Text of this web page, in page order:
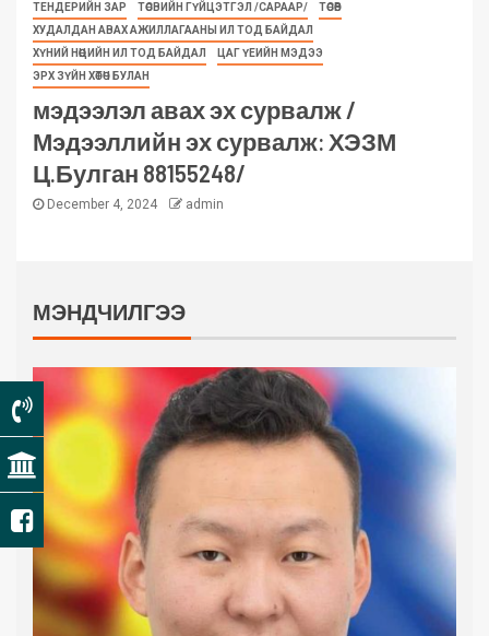
ТЕНДЕРИЙН ЗАР
ТӨСВИЙН ГҮЙЦЭТГЭЛ /САРААР/
ТӨСӨВ
ХУДАЛДАН АВАХ АЖИЛЛАГААНЫ ИЛ ТОД БАЙДАЛ
ХҮНИЙ НӨӨЦИЙН ИЛ ТОД БАЙДАЛ
ЦАГ ҮЕИЙН МЭДЭЭ
ЭРХ ЗҮЙН ХӨТӨЧ БУЛАН
мэдээлэл авах эх сурвалж /
Мэдээллийн эх сурвалж: ХЭЗМ
Ц.Булган 88155248/
December 4, 2024 admin
МЭНДЧИЛГЭЭ